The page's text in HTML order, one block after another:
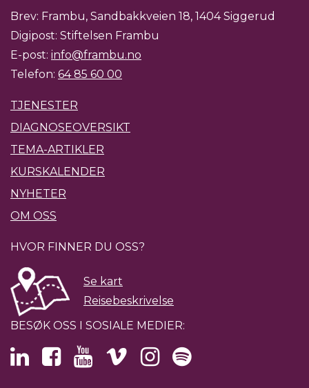
Brev: Frambu, Sandbakkveien 18, 1404 Siggerud
Digipost: Stiftelsen Frambu
E-post: info@frambu.no
Telefon: 64 85 60 00
TJENESTER
DIAGNOSEOVERSIKT
TEMA-ARTIKLER
KURSKALENDER
NYHETER
OM OSS
HVOR FINNER DU OSS?
Se kart
Reisebeskrivelse
BESØK OSS I SOSIALE MEDIER: